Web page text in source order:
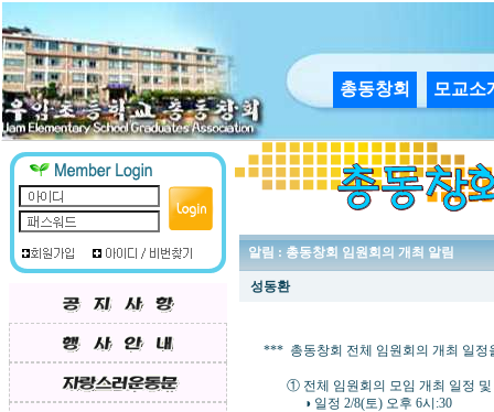
총동창회 모교소
알림 : 총동창회 임원회의 개최 알림
성동환
*** 총동창회 전체 임원회의 개최 일정
① 전체 임원회의 모임 개최 일정 및
◑ 일정 2/8(토) 오후 6시:30